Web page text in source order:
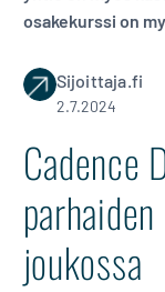
osakekurssi on
Sijoittaja.fi
2.7.2024
Cadence
joukossa